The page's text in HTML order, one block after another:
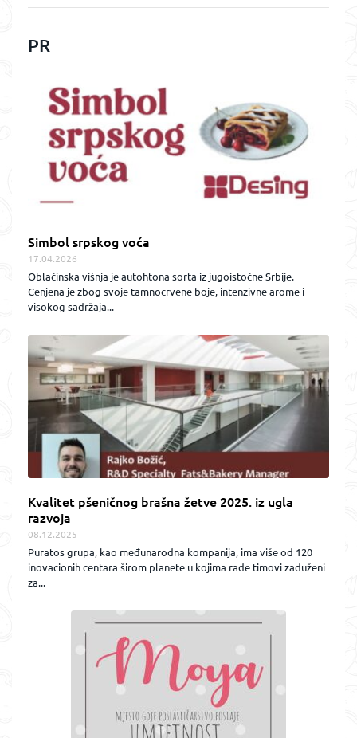
PR
Simbol srpskog voća
17.04.2026
Oblačinska višnja je autohtona sorta iz jugoistočne Srbije.
Cenjena je zbog svoje tamnocrvene boje, intenzivne arome i
visokog sadržaja...
Kvalitet pšeničnog brašna žetve 2025. iz ugla
razvoja
08.12.2025
Puratos grupa, kao međunarodna kompanija, ima više od 120
inovacionih centara širom planete u kojima rade timovi zaduženi
za...